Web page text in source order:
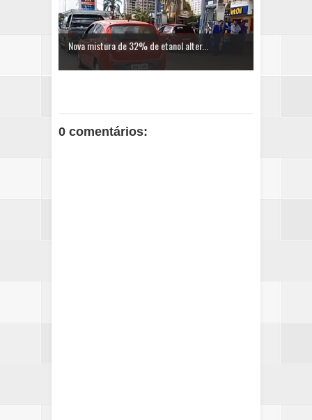
Nova mistura de 32% de etanol alter...
0 comentários: